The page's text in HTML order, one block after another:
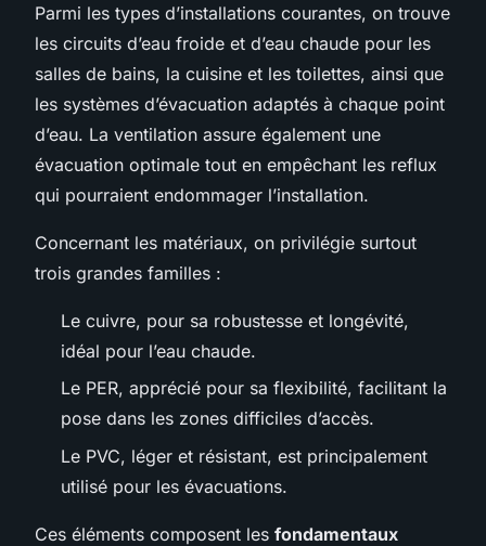
Parmi les types d’installations courantes, on trouve
les circuits d’eau froide et d’eau chaude pour les
salles de bains, la cuisine et les toilettes, ainsi que
les systèmes d’évacuation adaptés à chaque point
d’eau. La ventilation assure également une
évacuation optimale tout en empêchant les reflux
qui pourraient endommager l’installation.
Concernant les matériaux, on privilégie surtout
trois grandes familles :
Le cuivre, pour sa robustesse et longévité,
idéal pour l’eau chaude.
Le PER, apprécié pour sa flexibilité, facilitant la
pose dans les zones difficiles d’accès.
Le PVC, léger et résistant, est principalement
utilisé pour les évacuations.
Ces éléments composent les fondamentaux